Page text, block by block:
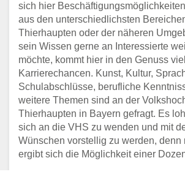
sich hier
aus den unterschiedlichsten
Thierhaupten oder der näheren
sein Wissen gerne an Interessierte
möchte, kommt hier in den Genuss
Karrierechancen. Kunst, Kultur,
Schulabschlüsse, berufliche
weitere Themen sind an der
Thierhaupten in Bayern gefragt. Es
sich an die VHS zu wenden und mit
Wünschen vorstellig zu werden, denn
ergibt sich die Möglichkeit einer